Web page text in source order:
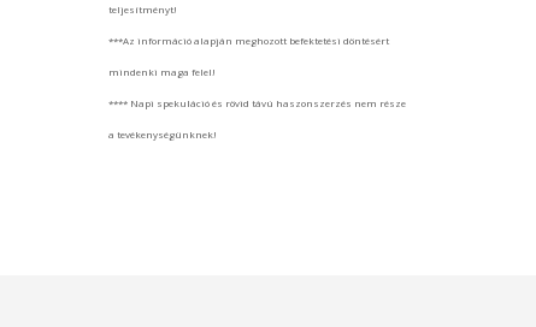
teljesítményt!
***Az információ alapján meghozott befektetési döntésért
mindenki maga felel!
**** Napi spekuláció és rövid távú haszonszerzés nem része
a tevékenységünknek!